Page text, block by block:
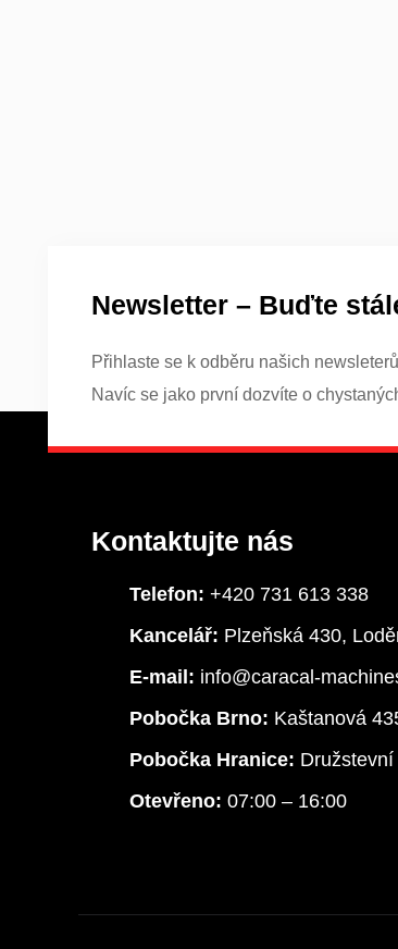
Newsletter – Buďte
Přihlaste se k odběru našich
Navíc se jako první dozvíte o
Kontaktujte nás
Telefon: +420 731 613 338
Kancelář: Plzeňská 430,
E-mail: info@caracal-
Pobočka Brno: Kaštanová
Pobočka Hranice:
Otevřeno: 07:00 – 16:00